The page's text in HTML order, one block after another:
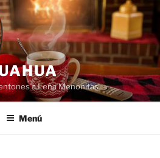
a Leña Menonitas
Menú